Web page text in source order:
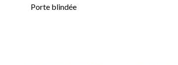
Porte blindée